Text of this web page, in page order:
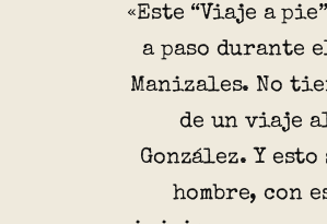
«Este “Viaje a
a paso durante
Manizales. No
de un viaje
González. Y
hombre, con